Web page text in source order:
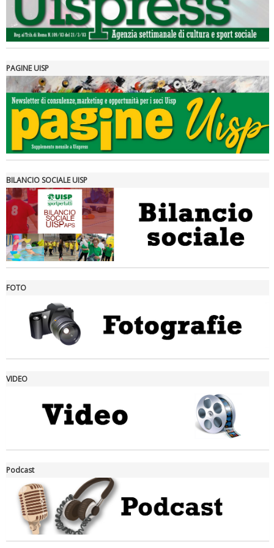
Tiziano Pesce a Radio InBlu2000 traccia il bilancio della stagione
Ddl Lobby, Uisp: “Il Parlamento valorizzi le nostre specificità"
PAGINE UISP
BILANCIO SOCIALE UISP
FOTO
VIDEO
Podcast